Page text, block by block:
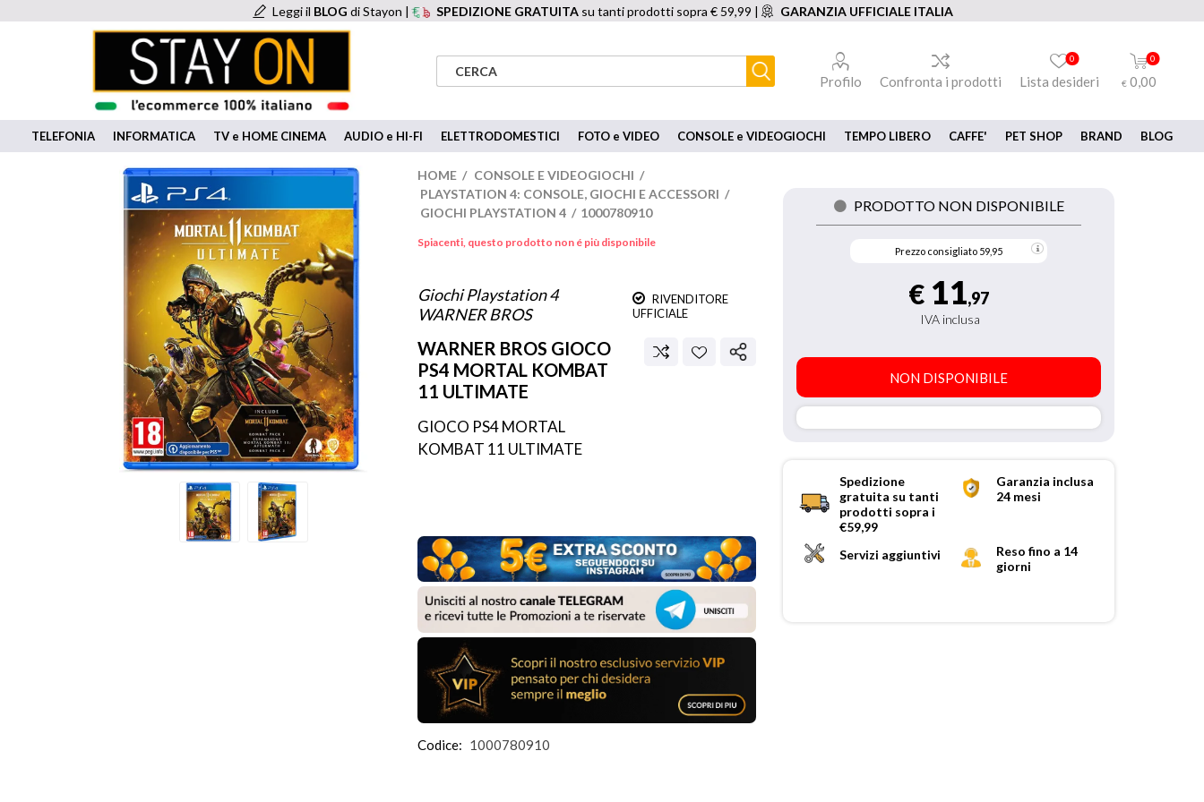
Leggi il BLOG di Stayon | SPEDIZIONE GRATUITA su tanti prodotti sopra € 59,99 | GARANZIA UFFICIALE ITALIA
Profilo Confronta i prodotti Lista desideri
0 0
€ 0,00
TELEFONIA INFORMATICA TV e HOME CINEMA AUDIO e HI-FI ELETTRODOMESTICI FOTO e VIDEO CONSOLE e VIDEOGIOCHI TEMPO LIBERO CAFFE' PET SHOP BRAND BLOG
HOME / CONSOLE E VIDEOGIOCHI /
PLAYSTATION 4: CONSOLE, GIOCHI E ACCESSORI /
GIOCHI PLAYSTATION 4 / 1000780910
Spiacenti, questo prodotto non é più disponibile
Giochi Playstation 4
WARNER BROS
RIVENDITORE
UFFICIALE
WARNER BROS GIOCO
PS4 MORTAL KOMBAT
11 ULTIMATE
GIOCO PS4 MORTAL
KOMBAT 11 ULTIMATE
Codice: 1000780910
PRODOTTO NON DISPONIBILE
Prezzo consigliato 59,95
€ 11,97
IVA inclusa
NON DISPONIBILE
Spedizione
gratuita su tanti
prodotti sopra i
€59,99
Garanzia inclusa
24 mesi
Servizi aggiuntivi
Reso fino a 14
giorni